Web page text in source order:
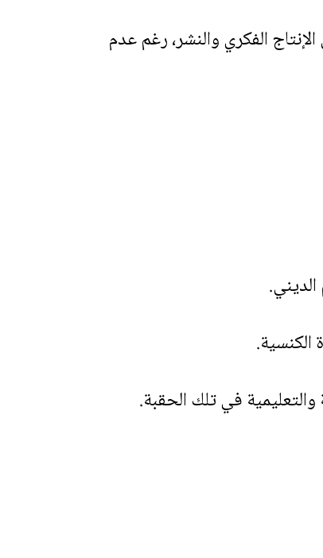
الفكري والنشر، رغم عدم
الكنسية.
في تلك الحقبة.